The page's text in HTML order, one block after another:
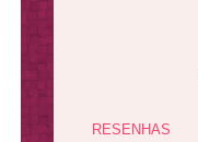
RESENHAS